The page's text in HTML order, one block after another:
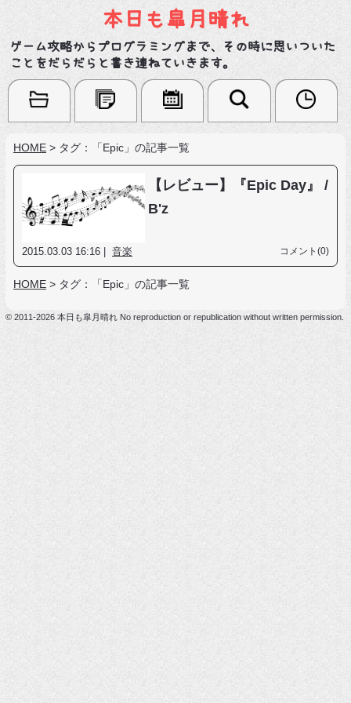
本日も皐月晴れ
ゲーム攻略からプログラミングまで、その時に思いついた
ことをだらだらと書き連ねていきます。
HOME > タグ：「Epic」の記事一覧
【レビュー】『Epic Day』 /
B'z
2015.03.03 16:16 | 音楽 コメント(0)
HOME > タグ：「Epic」の記事一覧
© 2011-2026 本日も皐月晴れ No reproduction or republication without written permission.